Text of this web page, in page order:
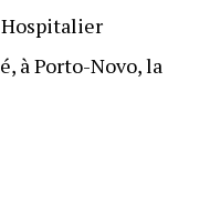
à Porto-Novo, la